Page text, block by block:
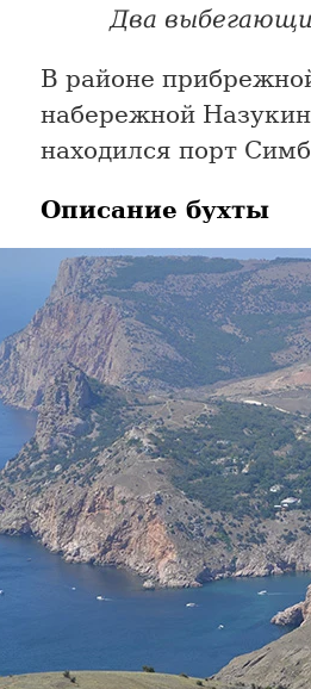
Два
В районе
набережной
находился порт
Описание бухты